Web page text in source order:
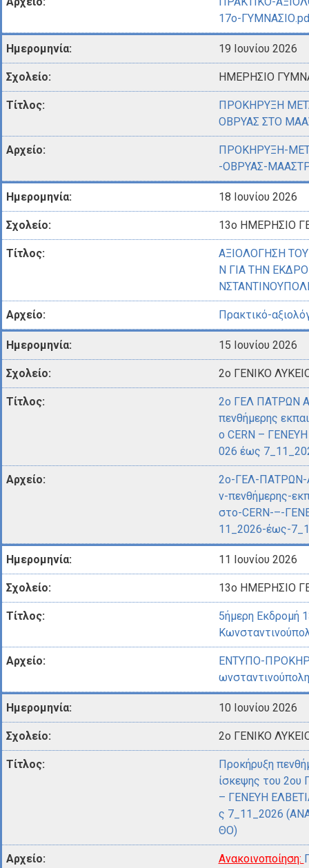
17ο-
19 Ιουνίου 2026
ΗΜΕΡΗΣΙΟ
ΠΡΟΚΗΡΥΞΗ
ΟΒΡΥΑΣ ΣΤΟ
ΠΡΟΚΗΡΥΞΗ-
-ΟΒΡΥΑΣ-
18 Ιουνίου 2026
13ο ΗΜΕΡΗΣΙΟ
ΑΞΙΟΛΟΓΗΣΗ
Ν ΓΙΑ ΤΗΝ
Πρακτικό-
15 Ιουνίου 2026
2ο ΓΕΝΙΚΟ
2ο ΓΕΛ ΠΑΤΡΩΝ
πενθήμερης
ο CERN –
026 έως
2ο-ΓΕΛ-ΠΑΤΡΩΝ-
ν-πενθήμερης-
στο-CERN-–-
11_2026-έως-
11 Ιουνίου 2026
13ο ΗΜΕΡΗΣΙΟ
5ήμερη Εκδρομή
ΕΝΤΥΠΟ-
10 Ιουνίου 2026
2ο ΓΕΝΙΚΟ
Προκήρυξη
ίσκεψης του 2ου
– ΓΕΝΕΥΗ
ς 7_11_2026
ΘΟ)
Ανακοινοποίηση: